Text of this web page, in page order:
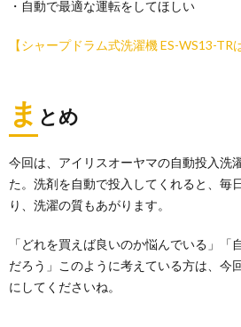
・自動で最適な運転をしてほしい
【シャープドラム式洗濯機 ES-WS13-TR
ま とめ
今回は、アイリスオーヤマの自動投入洗
た。洗剤を自動で投入してくれると、毎
り、洗濯の質もあがります。
「どれを買えば良いのか悩んでいる」「
だろう」このように考えている方は、今
にしてくださいね。